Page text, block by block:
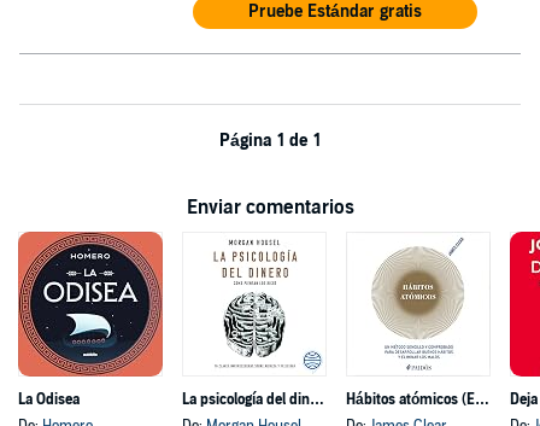
Pruebe Estándar gratis
Página 1 de 1
Enviar comentarios
La Odisea
La psicología del dinero
Hábitos atómicos (Español neutro)